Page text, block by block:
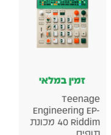
זמין במלאי
XENYX
אנלוגי עם